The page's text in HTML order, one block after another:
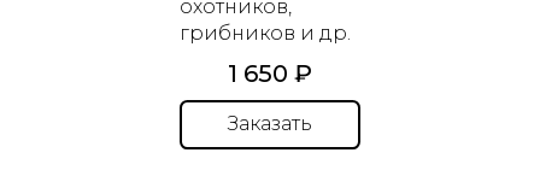
охотников,
грибников и др.
1 650 ₽
Заказать